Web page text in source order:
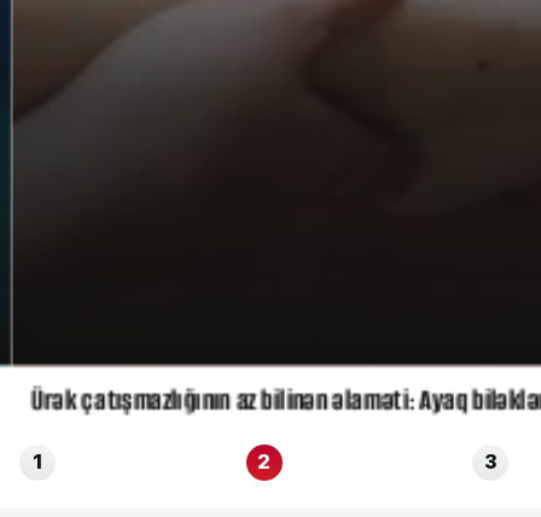
Ürək çatışmazlığının az bilinən əlaməti: Ayaq
1 2 3